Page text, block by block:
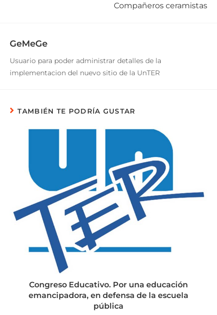
Compañeros ceramistas
GeMeGe
Usuario para poder administrar detalles de la
implementacion del nuevo sitio de la UnTER
TAMBIÉN TE PODRÍA GUSTAR
Congreso Educativo. Por una educación
emancipadora, en defensa de la escuela
pública